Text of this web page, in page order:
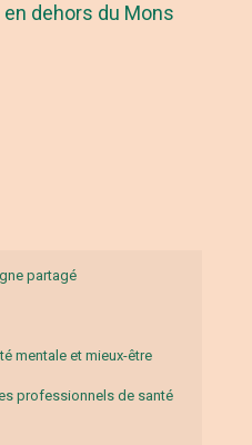
dehors du Mons
partagé
mentale et mieux-être
professionnels de santé